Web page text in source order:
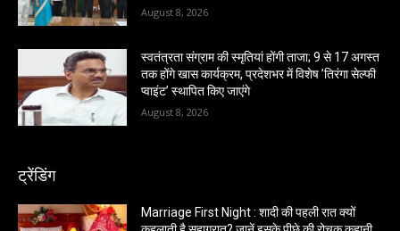
August 8, 2026
स्वतंत्रता संग्राम की स्मृतियां होंगी ताजा; 9 से 17 अगस्त
तक होंगे खास कार्यक्रम, प्रदेशभर में विशेष ’तिरंगा सेल्फी
प्वाइंट’ स्थापित किए जाएंगे
August 8, 2026
ट्रेंडिंग
Marriage First Night : शादी की पहली रात क्यों